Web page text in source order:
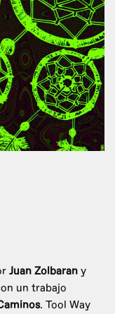
Juan Zolbaran y
un trabajo
. Tool Way